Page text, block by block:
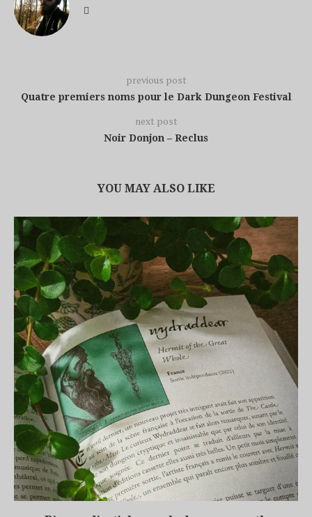
previous post
Quatre premiers noms pour le Dark Dungeon Festival
next post
Noir Donjon – Reclus
YOU MAY ALSO LIKE